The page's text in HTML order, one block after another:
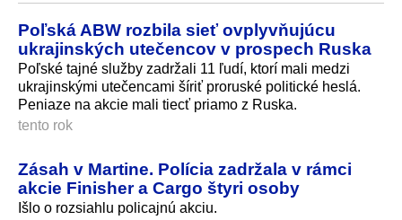
Poľská ABW rozbila sieť ovplyvňujúcu
ukrajinských utečencov v prospech Ruska
Poľské tajné služby zadržali 11 ľudí, ktorí mali medzi
ukrajinskými utečencami šíriť proruské politické heslá.
Peniaze na akcie mali tiecť priamo z Ruska.
tento rok
Zásah v Martine. Polícia zadržala v rámci
akcie Finisher a Cargo štyri osoby
Išlo o rozsiahlu policajnú akciu.